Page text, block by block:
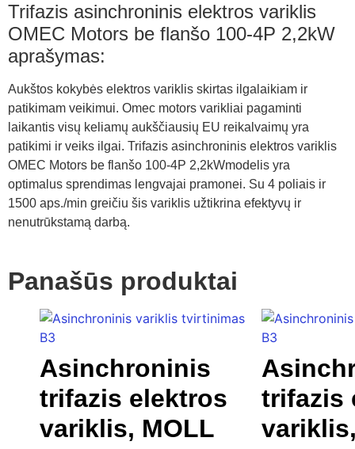
Trifazis asinchroninis elektros variklis
OMEC Motors be flanšo 100-4P 2,2kW
aprašymas:
Aukštos kokybės elektros variklis skirtas ilgalaikiam ir
patikimam veikimui. Omec motors varikliai pagaminti
laikantis visų keliamų aukščiausių EU reikalvaimų yra
patikimi ir veiks ilgai. Trifazis asinchroninis elektros variklis
OMEC Motors be flanšo 100-4P 2,2kWmodelis yra
optimalus sprendimas lengvajai pramonei. Su 4 poliais ir
1500 aps./min greičiu šis variklis užtikrina efektyvų ir
nenutrūkstamą darbą.
Panašūs produktai
Asinchroninis
trifazis elektros
variklis, MOLL
trifazis